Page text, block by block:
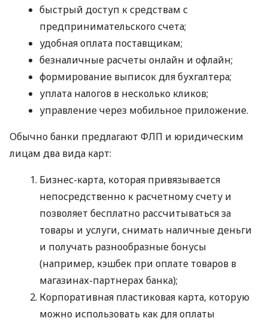
быстрый доступ к средствам с
предпринимательского счета;
удобная оплата поставщикам;
безналичные расчеты онлайн и офлайн;
формирование выписок для бухгалтера;
уплата налогов в несколько кликов;
управление через мобильное приложение.
Обычно банки предлагают ФЛП и юридическим
лицам два вида карт:
Бизнес-карта, которая привязывается
непосредственно к расчетному счету и
позволяет бесплатно рассчитываться за
товары и услуги, снимать наличные деньги
и получать разнообразные бонусы
(например, кэшбек при оплате товаров в
магазинах-партнерах банка);
Корпоративная пластиковая карта, которую
можно использовать как для оплаты